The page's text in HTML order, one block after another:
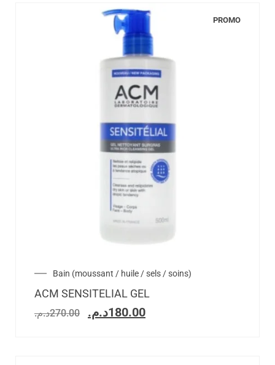
PROMO
Bain (moussant / huile / sels / soins)
ACM SENSITELIAL GEL
270.00د.م. 180.00د.م.